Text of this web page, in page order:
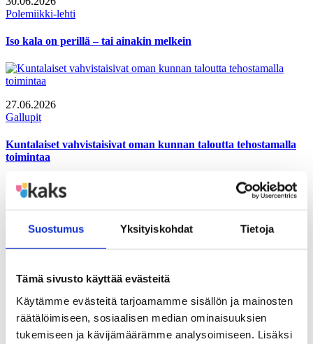
Suostumus Yksityiskohdat Tietoja
Tämä sivusto käyttää evästeitä
Käytämme evästeitä tarjoamamme sisällön ja mainosten
räätälöimiseen, sosiaalisen median ominaisuuksien
tukemiseen ja kävijämäärämme analysoimiseen. Lisäksi
Polemiikki-lehti
Iso kala on perillä – tai ainakin melkein
27.06.2026
Gallupit
Kuntalaiset vahvistaisivat oman kunnan taloutta tehostamalla
toimintaa
Tutustu myös näihin julkaisuihin
Tutustu myös näihin gallupeihin
2026/III
GALLUP
keinoihin talouden pohjan vahvistamiseksi, suomalaisen
aikuisväestön näkemykset verotuksesta, suomalaisen aikuisväestön
suhtautuminen yritystukiin Tutkimusaineisto on koottu Gallup